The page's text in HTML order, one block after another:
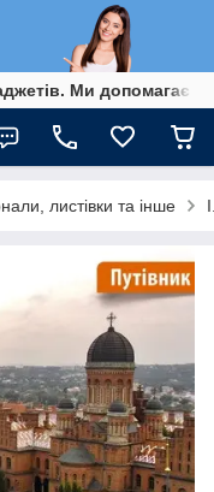
Ми
листівки та інше